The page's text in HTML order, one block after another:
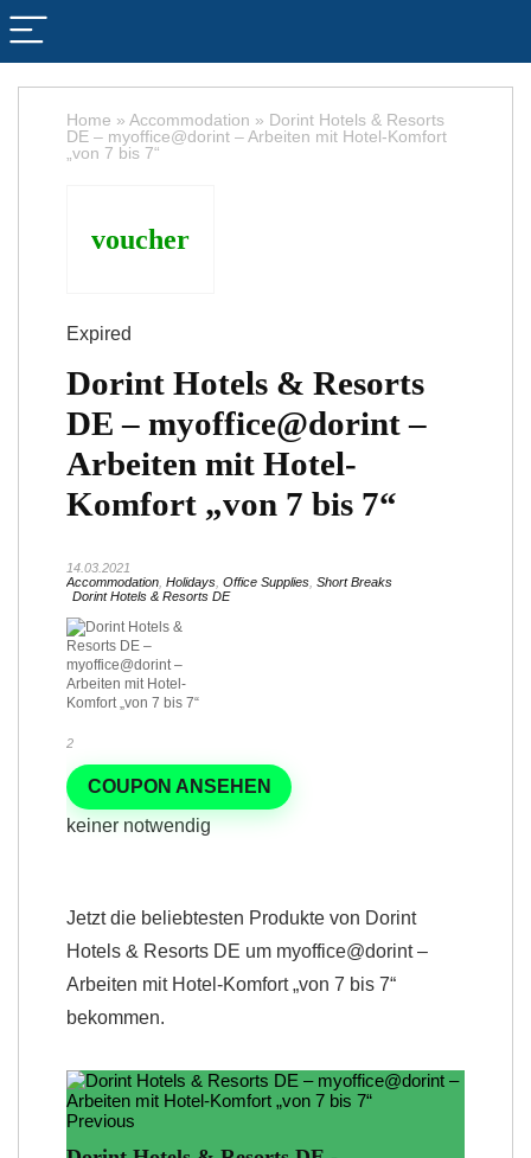
Home » Accommodation » Dorint Hotels & Resorts
DE – myoffice@dorint – Arbeiten mit Hotel-Komfort
„von 7 bis 7“
voucher
Expired
Dorint Hotels & Resorts
DE – myoffice@dorint –
Arbeiten mit Hotel-
Komfort „von 7 bis 7“
14.03.2021
Accommodation Holidays Office Supplies Short Breaks
Dorint Hotels & Resorts DE
2
COUPON ANSEHEN
keiner notwendig
Jetzt die beliebtesten Produkte von Dorint
Hotels & Resorts DE um myoffice@dorint –
Arbeiten mit Hotel-Komfort „von 7 bis 7“
bekommen.
Previous